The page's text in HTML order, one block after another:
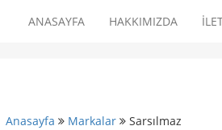
ANASAYFA HAKKIMIZDA
Anasayfa Markalar Sarsılmaz